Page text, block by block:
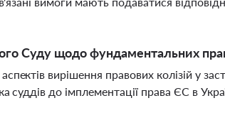
Суду щодо фундаментальних
вирішення правових колізій у
до імплементації права ЄС в